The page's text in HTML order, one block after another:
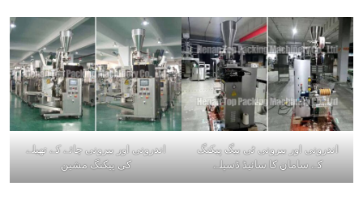
اندرونی اور بیرونی چائے کے تھیلے
کی پیکنگ مشین
اندرونی اور بیرونی ٹی بیگ پیکنگ
کے سامان کا سائیڈ ڈسپلے